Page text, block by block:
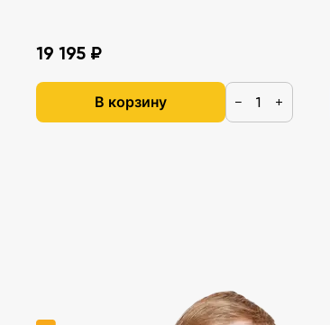
19 195 ₽
В корзину − +